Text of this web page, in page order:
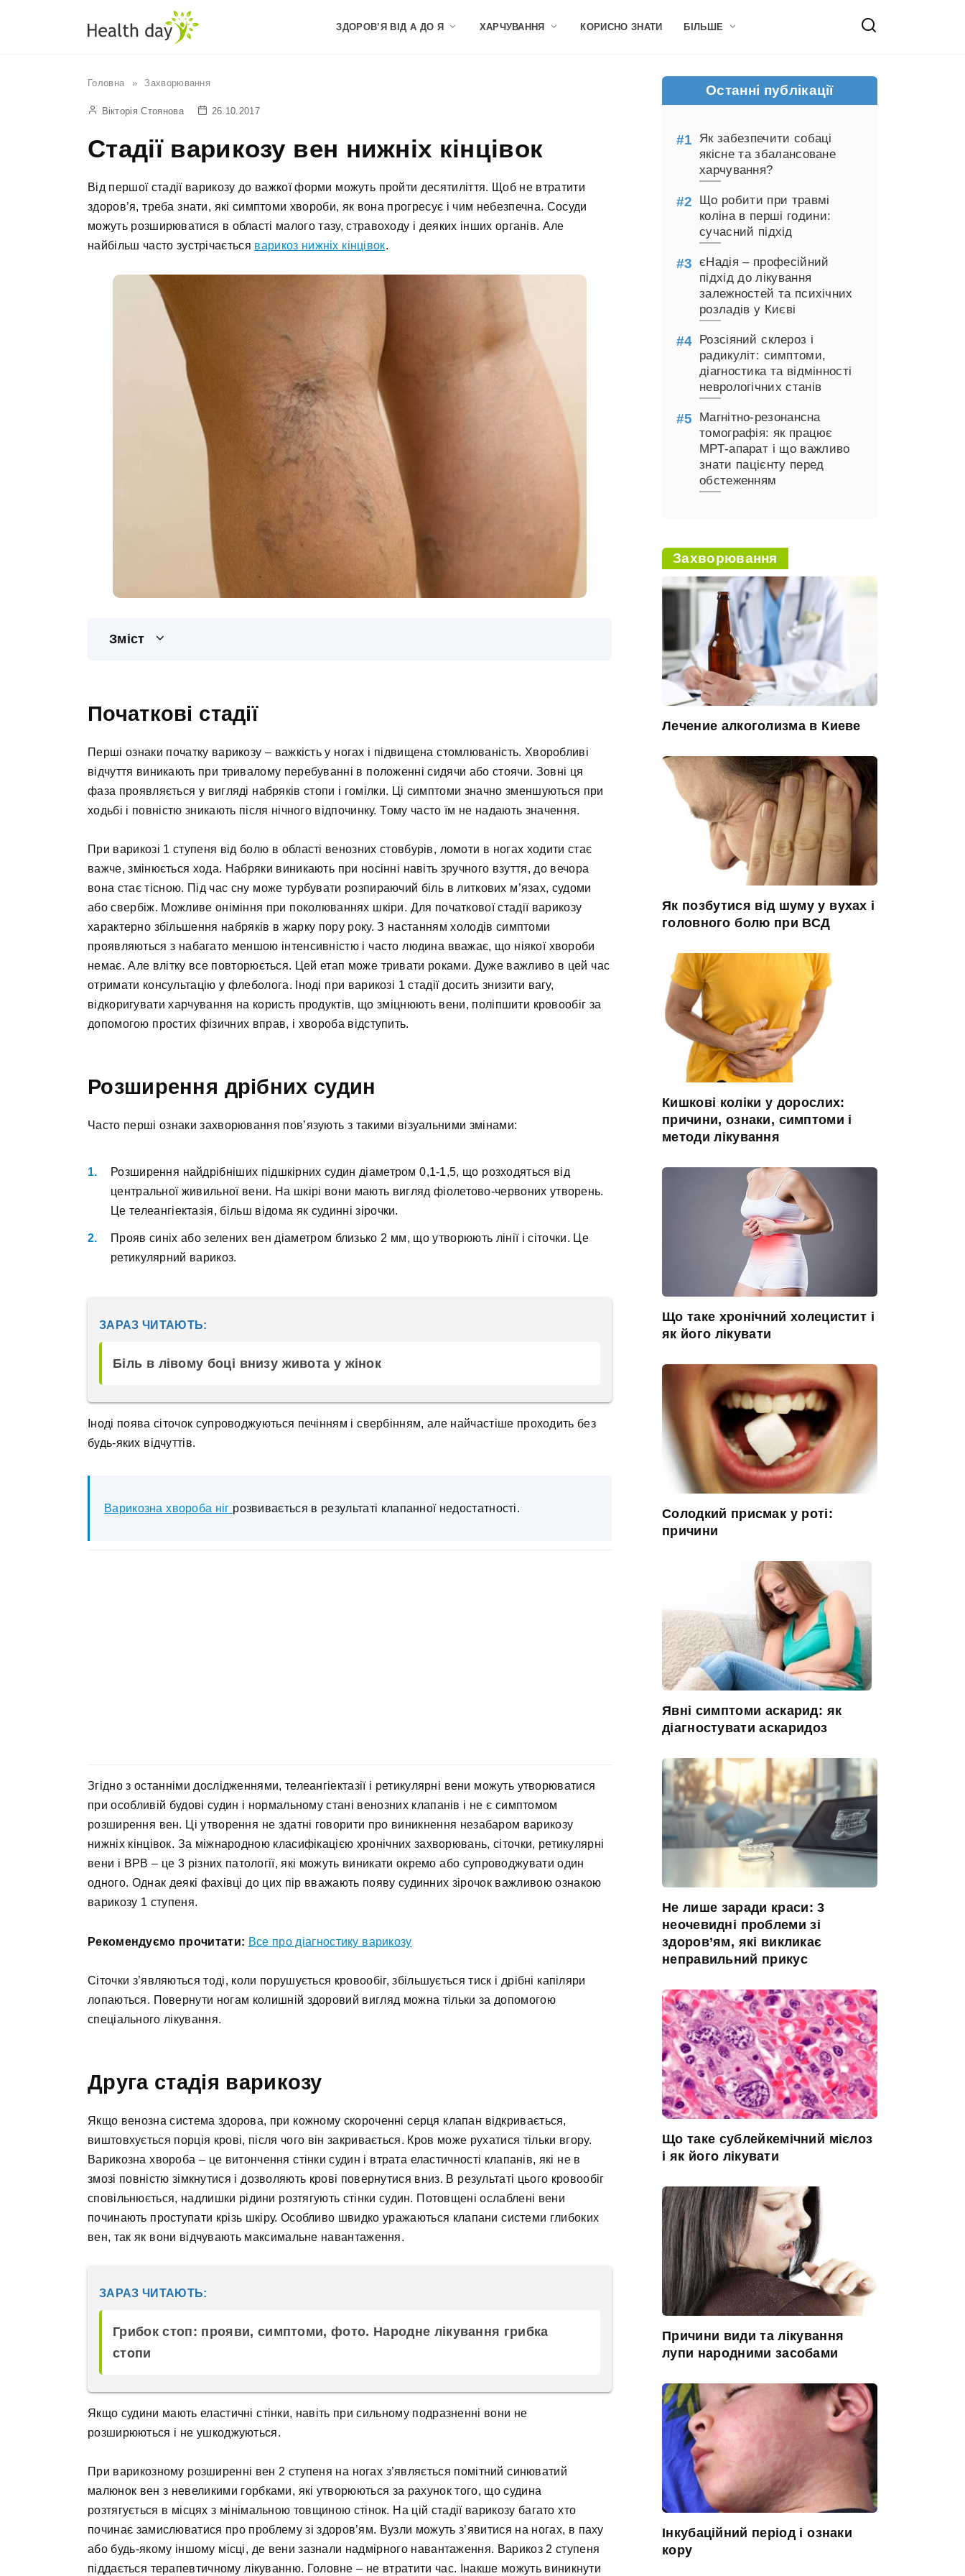
ЗДОРОВ’Я ВІД А ДО Я ХАРЧУВАННЯ КОРИСНО ЗНАТИ БІЛЬШЕ
Головна » Захворювання
Вікторія Стоянова 26.10.2017
Стадії варикозу вен нижніх кінцівок
Від першої стадії варикозу до важкої форми можуть пройти десятиліття. Щоб не втратити
здоров’я, треба знати, які симптоми хвороби, як вона прогресує і чим небезпечна. Сосуди
можуть розширюватися в області малого тазу, стравоходу і деяких інших органів. Але
найбільш часто зустрічається варикоз нижніх кінцівок.
Зміст
Початкові стадії
Перші ознаки початку варикозу – важкість у ногах і підвищена стомлюваність. Хворобливі
відчуття виникають при тривалому перебуванні в положенні сидячи або стоячи. Зовні ця
фаза проявляється у вигляді набряків стопи і гомілки. Ці симптоми значно зменшуються при
ходьбі і повністю зникають після нічного відпочинку. Тому часто їм не надають значення.
При варикозі 1 ступеня від болю в області венозних стовбурів, ломоти в ногах ходити стає
важче, змінюється хода. Набряки виникають при носінні навіть зручного взуття, до вечора
вона стає тісною. Під час сну може турбувати розпираючий біль в литкових м’язах, судоми
або свербіж. Можливе оніміння при поколюваннях шкіри. Для початкової стадії варикозу
характерно збільшення набряків в жарку пору року. З настанням холодів симптоми
проявляються з набагато меншою інтенсивністю і часто людина вважає, що ніякої хвороби
немає. Але влітку все повторюється. Цей етап може тривати роками. Дуже важливо в цей час
отримати консультацію у флеболога. Іноді при варикозі 1 стадії досить знизити вагу,
відкоригувати харчування на користь продуктів, що зміцнюють вени, поліпшити кровообіг за
допомогою простих фізичних вправ, і хвороба відступить.
Розширення дрібних судин
Часто перші ознаки захворювання пов’язують з такими візуальними змінами:
Розширення найдрібніших підшкірних судин діаметром 0,1-1,5, що розходяться від
центральної живильної вени. На шкірі вони мають вигляд фіолетово-червоних утворень.
Це телеангіектазія, більш відома як судинні зірочки.
Прояв синіх або зелених вен діаметром близько 2 мм, що утворюють лінії і сіточки. Це
ретикулярний варикоз.
ЗАРАЗ ЧИТАЮТЬ:
Біль в лівому боці внизу живота у жінок
Іноді поява сіточок супроводжуються печінням і свербінням, але найчастіше проходить без
будь-яких відчуттів.
Варикозна хвороба ніг розвивається в результаті клапанної недостатності.
Згідно з останніми дослідженнями, телеангіектазії і ретикулярні вени можуть утворюватися
при особливій будові судин і нормальному стані венозних клапанів і не є симптомом
розширення вен. Ці утворення не здатні говорити про виникнення незабаром варикозу
нижніх кінцівок. За міжнародною класифікацією хронічних захворювань, сіточки, ретикулярні
вени і ВРВ – це 3 різних патології, які можуть виникати окремо або супроводжувати один
одного. Однак деякі фахівці до цих пір вважають появу судинних зірочок важливою ознакою
варикозу 1 ступеня.
Рекомендуємо прочитати: Все про діагностику варикозу
Сіточки з’являються тоді, коли порушується кровообіг, збільшується тиск і дрібні капіляри
лопаються. Повернути ногам колишній здоровий вигляд можна тільки за допомогою
спеціального лікування.
Друга стадія варикозу
Якщо венозна система здорова, при кожному скороченні серця клапан відкривається,
виштовхується порція крові, після чого він закривається. Кров може рухатися тільки вгору.
Варикозна хвороба – це витончення стінки судин і втрата еластичності клапанів, які не в
змозі повністю зімкнутися і дозволяють крові повернутися вниз. В результаті цього кровообіг
сповільнюється, надлишки рідини розтягують стінки судин. Потовщені ослаблені вени
починають проступати крізь шкіру. Особливо швидко уражаються клапани системи глибоких
вен, так як вони відчувають максимальне навантаження.
ЗАРАЗ ЧИТАЮТЬ:
Грибок стоп: прояви, симптоми, фото. Народне лікування грибка
стопи
Якщо судини мають еластичні стінки, навіть при сильному подразненні вони не
розширюються і не ушкоджуються.
При варикозному розширенні вен 2 ступеня на ногах з’являється помітний синюватий
малюнок вен з невеликими горбками, які утворюються за рахунок того, що судина
розтягується в місцях з мінімальною товщиною стінок. На цій стадії варикозу багато хто
починає замислюватися про проблему зі здоров’ям. Вузли можуть з’явитися на ногах, в паху
або будь-якому іншому місці, де вени зазнали надмірного навантаження. Варикоз 2 ступеня
піддається терапевтичному лікуванню. Головне – не втратити час. Інакше можуть виникнути
Останні публікації
Як забезпечити собаці
якісне та збалансоване
харчування?
Що робити при травмі
коліна в перші години:
сучасний підхід
єНадія – професійний
підхід до лікування
залежностей та психічних
розладів у Києві
Розсіяний склероз і
радикуліт: симптоми,
діагностика та відмінності
неврологічних станів
Магнітно-резонансна
томографія: як працює
МРТ-апарат і що важливо
знати пацієнту перед
обстеженням
Захворювання
Лечение алкоголизма в Киеве
Як позбутися від шуму у вухах і
головного болю при ВСД
Кишкові коліки у дорослих:
причини, ознаки, симптоми і
методи лікування
Що таке хронічний холецистит і
як його лікувати
Солодкий присмак у роті:
причини
Явні симптоми аскарид: як
діагностувати аскаридоз
Не лише заради краси: 3
неочевидні проблеми зі
здоров’ям, які викликає
неправильний прикус
Що таке сублейкемічний мієлоз
і як його лікувати
Причини види та лікування
лупи народними засобами
Інкубаційний період і ознаки
кору